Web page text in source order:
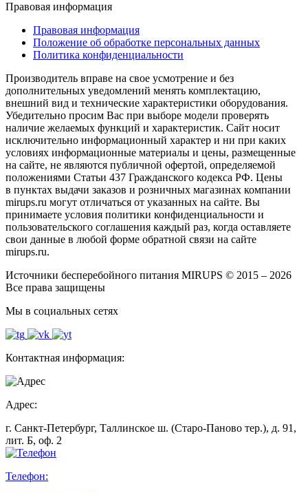
Правовая информация
Правовая информация
Положение об обработке персональных данных
Политика конфиденциальности
Производитель вправе на свое усмотрение и без
дополнительных уведомлений менять комплектацию,
внешний вид и технические характеристики оборудования.
Убедительно просим Вас при выборе модели проверять
наличие желаемых функций и характеристик. Сайт носит
исключительно информационный характер и ни при каких
условиях информационные материалы и цены, размещенные
на сайте, не являются публичной офертой, определяемой
положениями Статьи 437 Гражданского кодекса РФ. Цены
в пунктах выдачи заказов и розничных магазинах компании
mirups.ru могут отличаться от указанных на сайте. Вы
принимаете условия политики конфиденциальности и
пользовательского соглашения каждый раз, когда оставляете
свои данные в любой форме обратной связи на сайте
mirups.ru.
Источники бесперебойного питания MIRUPS © 2015 – 2026
Все права защищены
Мы в социальных сетях
Контактная информация:
Адрес:
г. Санкт-Петербург, Таллинское ш. (Старо-Паново тер.), д. 91,
лит. Б, оф. 2
Телефон: